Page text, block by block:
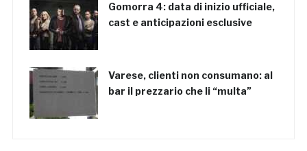
Gomorra 4: data di inizio ufficiale,
cast e anticipazioni esclusive
Varese, clienti non consumano: al
bar il prezzario che li “multa”